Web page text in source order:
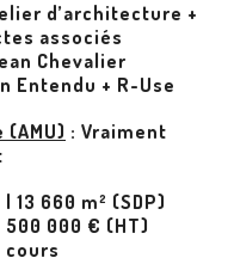
d’architecture +
associés
Chevalier
Entendu + R-Use
: Vraiment
| 13 660 m² (SDP)
500 000 € (HT)
cours